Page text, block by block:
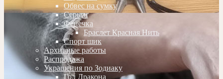
Обвес на сумку
Серьги
Фенечка
Браслет Красная Нить
Спорт шик
Архивные работы
Распродажа
Украшения по Зодиаку
Год Дракона